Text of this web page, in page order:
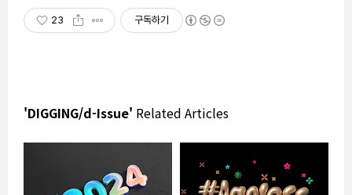
23 구독하기
'DIGGING/d-Issue' Related Articles